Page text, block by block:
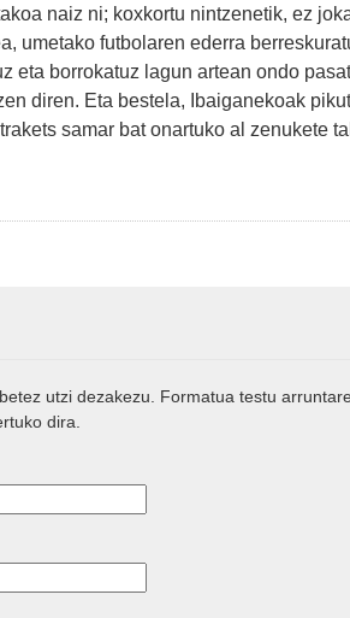
naiz ni; koxkortu nintzenetik, ez
umetako futbolaren ederra
eta borrokatuz lagun artean ondo
diren. Eta bestela, Ibaiganekoak
samar bat onartuko al zenukete
utzi dezakezu. Formatua testu
dira.